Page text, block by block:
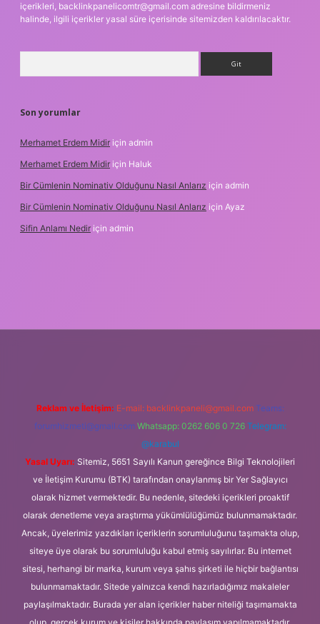
içerikleri, backlinkpanelicomtr@gmail.com adresine bildirmeniz
halinde, ilgili içerikler yasal süre içerisinde sitemizden kaldırılacaktır.
Son yorumlar
Merhamet Erdem Midir için admin
Merhamet Erdem Midir için Haluk
Bir Cümlenin Nominativ Olduğunu Nasıl Anlarız için admin
Bir Cümlenin Nominativ Olduğunu Nasıl Anlarız için Ayaz
Sifin Anlamı Nedir için admin
Reklam ve İletişim: E-mail: backlinkpaneli@gmail.com Teams:
forumhizmeti@gmail.com Whatsapp: 0262 606 0 726 Telegram:
@karabul
Yasal Uyarı: Sitemiz, 5651 Sayılı Kanun gereğince Bilgi Teknolojileri
ve İletişim Kurumu (BTK) tarafından onaylanmış bir Yer Sağlayıcı
olarak hizmet vermektedir. Bu nedenle, sitedeki içerikleri proaktif
olarak denetleme veya araştırma yükümlülüğümüz bulunmamaktadır.
Ancak, üyelerimiz yazdıkları içeriklerin sorumluluğunu taşımakta olup,
siteye üye olarak bu sorumluluğu kabul etmiş sayılırlar. Bu internet
sitesi, herhangi bir marka, kurum veya şahıs şirketi ile hiçbir bağlantısı
bulunmamaktadır. Sitede yalnızca kendi hazırladığımız makaleler
paylaşılmaktadır. Burada yer alan içerikler haber niteliği taşımamakta